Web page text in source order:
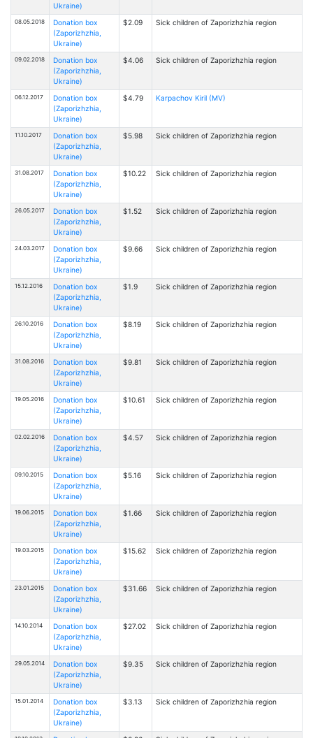
Ukraine)
08.05.2018
Donation box
(Zaporizhzhia,
Ukraine)
$2.09 Sick children of Zaporizhzhia region
09.02.2018
Donation box
(Zaporizhzhia,
Ukraine)
$4.06 Sick children of Zaporizhzhia region
06.12.2017
Donation box
(Zaporizhzhia,
Ukraine)
$4.79 Karpachov Kiril (MV)
11.10.2017
Donation box
(Zaporizhzhia,
Ukraine)
$5.98 Sick children of Zaporizhzhia region
31.08.2017
Donation box
(Zaporizhzhia,
Ukraine)
$10.22 Sick children of Zaporizhzhia region
26.05.2017
Donation box
(Zaporizhzhia,
Ukraine)
$1.52 Sick children of Zaporizhzhia region
24.03.2017
Donation box
(Zaporizhzhia,
Ukraine)
$9.66 Sick children of Zaporizhzhia region
15.12.2016
Donation box
(Zaporizhzhia,
Ukraine)
$1.9 Sick children of Zaporizhzhia region
26.10.2016
Donation box
(Zaporizhzhia,
Ukraine)
$8.19 Sick children of Zaporizhzhia region
31.08.2016
Donation box
(Zaporizhzhia,
Ukraine)
$9.81 Sick children of Zaporizhzhia region
19.05.2016
Donation box
(Zaporizhzhia,
Ukraine)
$10.61 Sick children of Zaporizhzhia region
02.02.2016
Donation box
(Zaporizhzhia,
Ukraine)
$4.57 Sick children of Zaporizhzhia region
09.10.2015
Donation box
(Zaporizhzhia,
Ukraine)
$5.16 Sick children of Zaporizhzhia region
19.06.2015
Donation box
(Zaporizhzhia,
Ukraine)
$1.66 Sick children of Zaporizhzhia region
19.03.2015
Donation box
(Zaporizhzhia,
Ukraine)
$15.62 Sick children of Zaporizhzhia region
23.01.2015
Donation box
(Zaporizhzhia,
Ukraine)
$31.66 Sick children of Zaporizhzhia region
14.10.2014
Donation box
(Zaporizhzhia,
Ukraine)
$27.02 Sick children of Zaporizhzhia region
29.05.2014
Donation box
(Zaporizhzhia,
Ukraine)
$9.35 Sick children of Zaporizhzhia region
15.01.2014
Donation box
(Zaporizhzhia,
Ukraine)
$3.13 Sick children of Zaporizhzhia region